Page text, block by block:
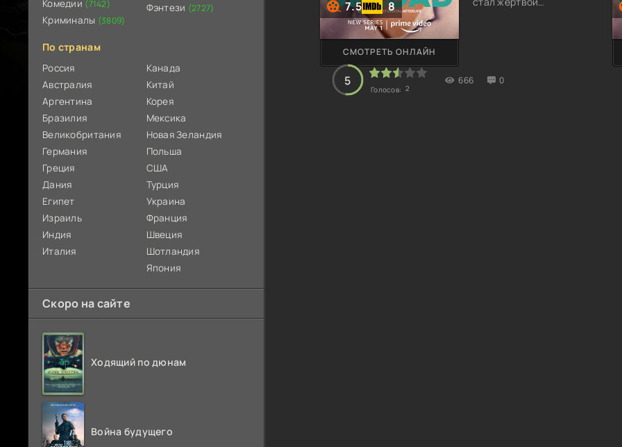
Комедии (7142)
Криминалы (3809)
Фэнтези (2727)
По странам
Россия
Австралия
Аргентина
Бразилия
Великобритания
Германия
Греция
Дания
Египет
Израиль
Индия
Италия
Канада
Китай
Корея
Мексика
Новая Зеландия
Польша
США
Турция
Украина
Франция
Швеция
Шотландия
Япония
Скоро на сайте
Ходящий по дюнам
Война будущего
7.5 8
айтишником.
СМОТРЕТЬ ОНЛАЙН
5
Голосов: 2
666 0